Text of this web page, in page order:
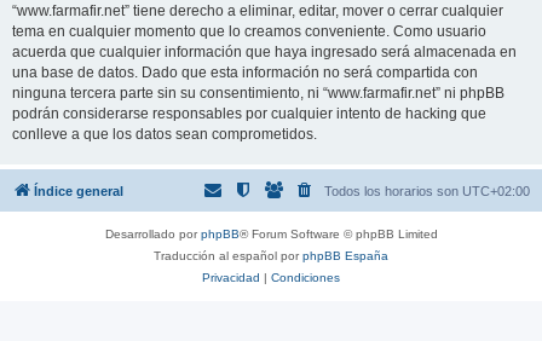
“www.farmafir.net” tiene derecho a eliminar, editar, mover o cerrar cualquier
tema en cualquier momento que lo creamos conveniente. Como usuario
acuerda que cualquier información que haya ingresado será almacenada en
una base de datos. Dado que esta información no será compartida con
ninguna tercera parte sin su consentimiento, ni “www.farmafir.net” ni phpBB
podrán considerarse responsables por cualquier intento de hacking que
conlleve a que los datos sean comprometidos.
Índice general Todos los horarios son UTC+02:00
Desarrollado porphpBB® Forum Software © phpBB Limited
Traducción al español porphpBB España
Privacidad | Condiciones